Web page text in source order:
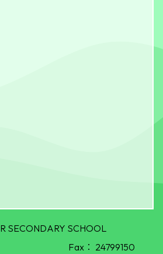
SECONDARY SCHOOL
Fax： 24799150